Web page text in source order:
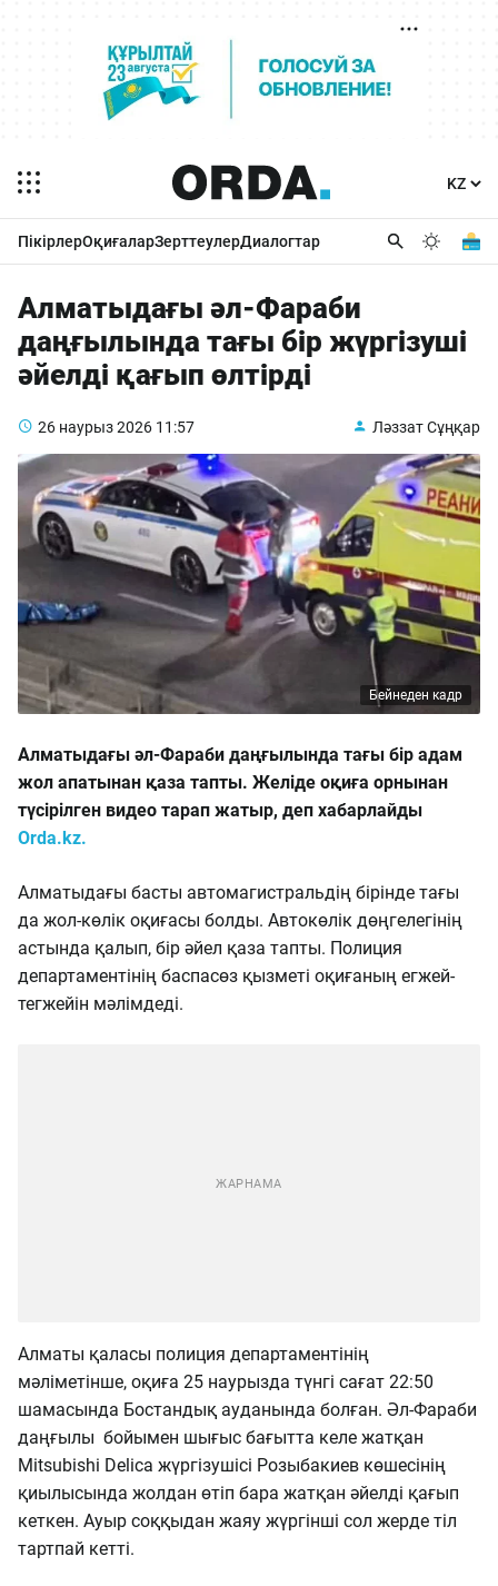
ПікірлерОқиғаларЗерттеулерДиалогтар
Алматыдағы әл-Фараби
даңғылында тағы бір жүргізуші
әйелді қағып өлтірді
26 наурыз 2026 11:57 Ләззат Сұңқар
Бейнеден кадр
Алматыдағы әл-Фараби даңғылында тағы бір адам
жол апатынан қаза тапты. Желіде оқиға орнынан
түсірілген видео тарап жатыр, деп хабарлайды
Orda.kz.
Алматыдағы басты автомагистральдің бірінде тағы
да жол-көлік оқиғасы болды. Автокөлік дөңгелегінің
астында қалып, бір әйел қаза тапты. Полиция
департаментінің баспасөз қызметі оқиғаның егжей-
тегжейін мәлімдеді.
Алматы қаласы полиция департаментінің
мәліметінше, оқиға 25 наурызда түнгі сағат 22:50
шамасында Бостандық ауданында болған. Әл-Фараби
даңғылы бойымен шығыс бағытта келе жатқан
Mitsubishi Delica жүргізушісі Розыбакиев көшесінің
қиылысында жолдан өтіп бара жатқан әйелді қағып
кеткен. Ауыр соққыдан жаяу жүргінші сол жерде тіл
тартпай кетті.